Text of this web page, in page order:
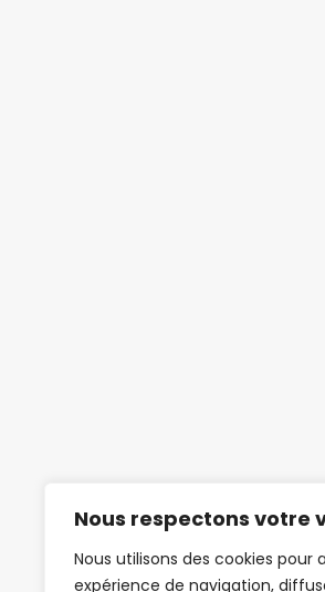
Nous respectons votre
Nous utilisons des cookies pour
expérience de navigation,